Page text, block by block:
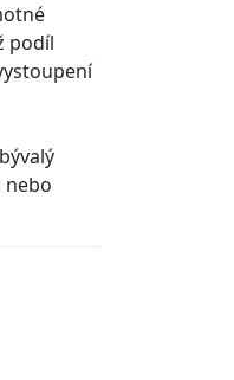
podíl
nebo